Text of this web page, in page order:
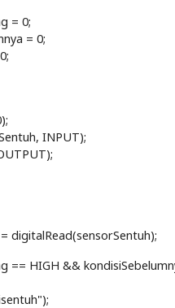
= 0;
= 0;
INPUT);
digitalRead(sensorSentuh);
== HIGH &&